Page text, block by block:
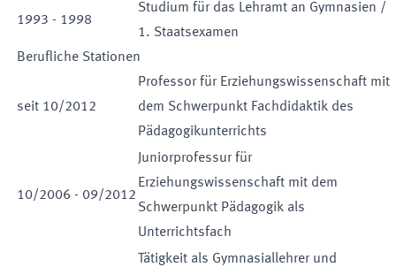
1993 - 1998
Studium für das Lehramt an Gymnasien /
1. Staatsexamen
Berufliche Stationen
seit 10/2012
Professor für Erziehungswissenschaft mit
dem Schwerpunkt Fachdidaktik des
Pädagogikunterrichts
10/2006 - 09/2012
Juniorprofessur für
Erziehungswissenschaft mit dem
Schwerpunkt Pädagogik als
Unterrichtsfach
Tätigkeit als Gymnasiallehrer und